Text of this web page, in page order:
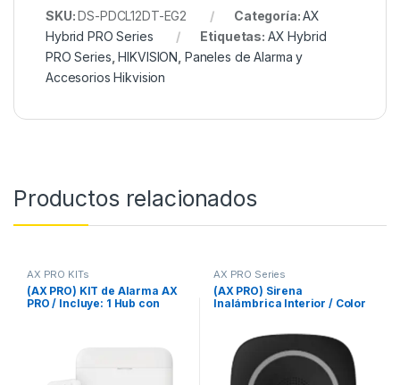
SKU:DS-PDCL12DT-EG2 Categoría:AX
Hybrid PRO Series
Etiquetas: AX Hybrid
PRO Series ,HIKVISION Paneles de Alarma y
Accesorios Hikvision
Productos relacionados
AX PRO KITs
(AX PRO) KIT de Alarma AX
PRO / Incluye: 1 Hub con
AX PRO Series
(AX PRO) Sirena
Inalámbrica Interior / Color